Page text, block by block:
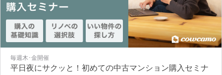
毎週木･金開催
平日夜にサクッと！初めての中古マンション購入セミナ